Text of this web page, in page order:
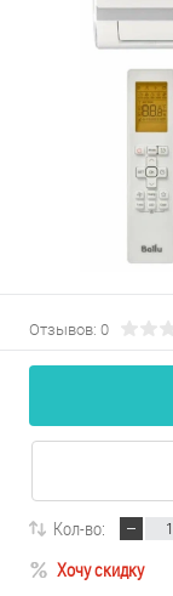
Отзывов: 0
Кол-во:
Хочу скидку